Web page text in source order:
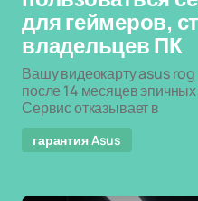
для геймеров,
владельцев ПК
Вашу видеокарту asus
после 14 месяцев
Сервис отказывает в
гарантия Asus